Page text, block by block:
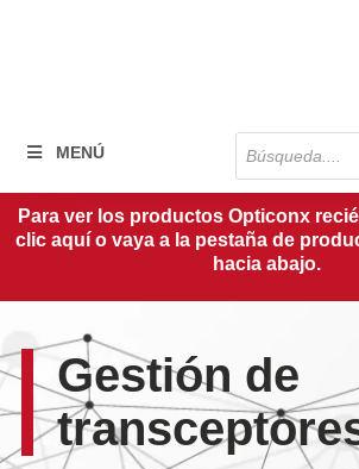
MENÚ
Búsqueda
de
productos
Para ver los productos Opticonx
clic aquí o vaya a la pestaña de
hacia abajo.
Gestión de